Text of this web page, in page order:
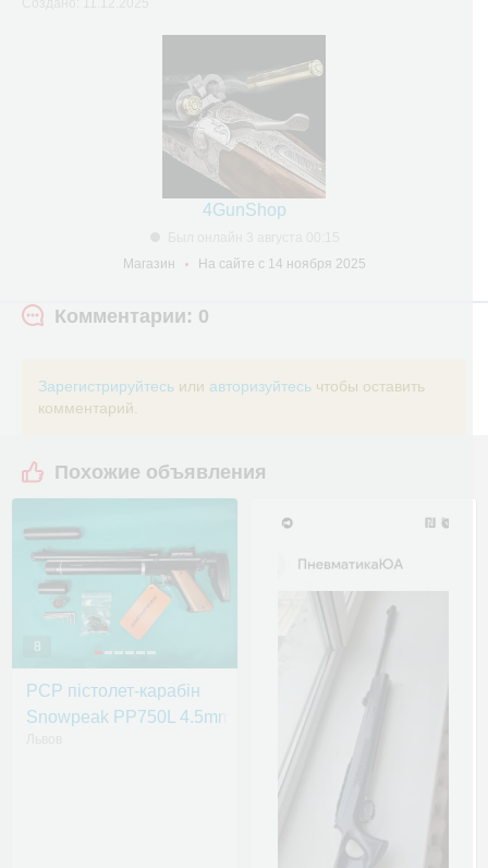
4GunShop
Магазин
На сайте с 14 ноября 2025
Комментарии: 0
Зарегистрируйтесь или авторизуйтесь чтобы оставить
комментарий.
Похожие объявления
8
PCP пістолет-карабін
Snowpeak PP750L 4.5mm